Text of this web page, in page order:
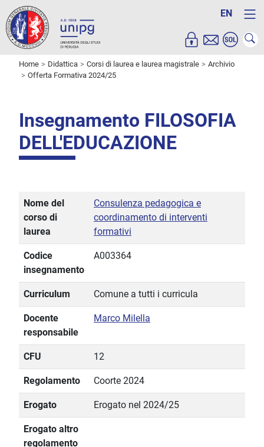
EN
Home Didattica Corsi di laurea e laurea magistrale
Archivio
Offerta Formativa 2024/25
Insegnamento FILOSOFIA
DELL'EDUCAZIONE
Nome del
corso di
laurea
Consulenza pedagogica e
coordinamento di interventi
formativi
Codice
insegnamento
A003364
Curriculum Comune a tutti i curricula
Docente
responsabile
Marco Milella
CFU 12
Regolamento Coorte 2024
Erogato Erogato nel 2024/25
Erogato altro
regolamento